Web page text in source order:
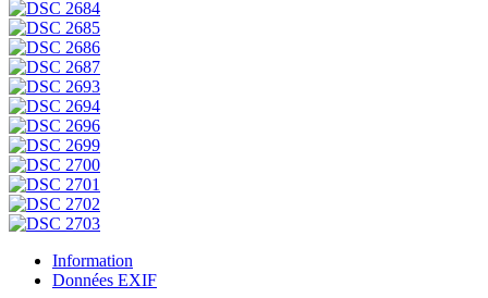
Information
Données EXIF